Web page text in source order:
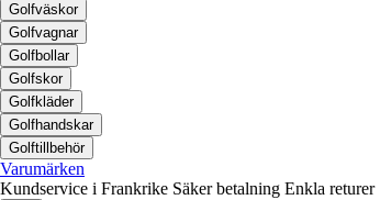
Golfväskor
Golfvagnar
Golfbollar
Golfskor
Golfkläder
Golfhandskar
Golftillbehör
Varumärken
Kundservice i Frankrike Säker betalning Enkla returer